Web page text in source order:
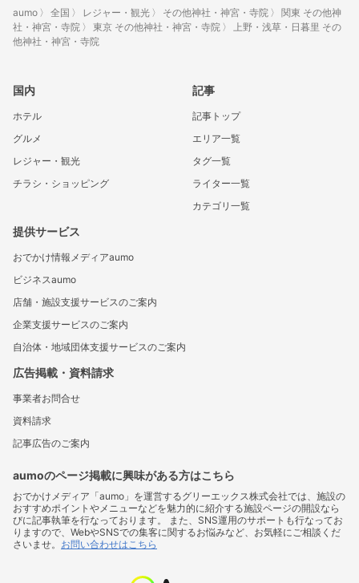
aumo
全国 レジャー・観光 その他神社・神宮・寺院
関東 その他神
社・神宮・寺院
東京 その他神社・神宮・寺院
上野・浅草・日暮里 その
他神社・神宮・寺院
国内
ホテル
グルメ
レジャー・観光
チラシ・ショッピング
記事
記事トップ
エリア一覧
タグ一覧
ライター一覧
カテゴリ一覧
提供サービス
おでかけ情報メディアaumo
ビジネスaumo
店舗・施設支援サービスのご案内
企業支援サービスのご案内
自治体・地域団体支援サービスのご案内
広告掲載・資料請求
事業者お問合せ
資料請求
記事広告のご案内
aumoのページ掲載に興味がある方はこちら
おでかけメディア「aumo」を運営するグリーエックス株式会社では、施設の
おすすめポイントやメニューなどを魅力的に紹介する施設ページの開設なら
びに記事執筆を行なっております。 また、SNS運用のサポートも行なってお
りますので、WebやSNSでの集客に関するお悩みなど、お気軽にご相談くだ
さいませ。 お問い合わせはこちら